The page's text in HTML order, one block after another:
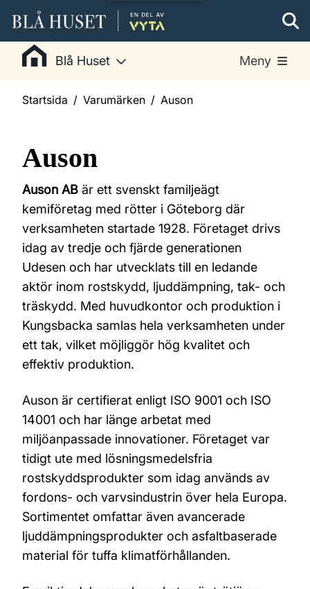
Blå Huset Meny
Startsida Varumärken Auson
Auson
Auson AB är ett svenskt familjeägt
kemiföretag med rötter i Göteborg där
verksamheten startade 1928. Företaget drivs
idag av tredje och fjärde generationen
Udesen och har utvecklats till en ledande
aktör inom rostskydd, ljuddämpning, tak- och
träskydd. Med huvudkontor och produktion i
Kungsbacka samlas hela verksamheten under
ett tak, vilket möjliggör hög kvalitet och
effektiv produktion.
Auson är certifierat enligt ISO 9001 och ISO
14001 och har länge arbetat med
miljöanpassade innovationer. Företaget var
tidigt ute med lösningsmedelsfria
rostskyddsprodukter som idag används av
fordons- och varvsindustrin över hela Europa.
Sortimentet omfattar även avancerade
ljuddämpningsprodukter och asfaltbaserade
material för tuffa klimatförhållanden.